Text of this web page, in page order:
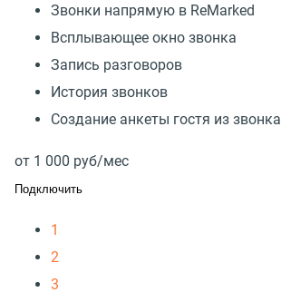
Звонки напрямую в ReMarked
Всплывающее окно звонка
Запись разговоров
История звонков
Создание анкеты гостя из звонка
от 1 000 руб/мес
Подключить
1
2
3